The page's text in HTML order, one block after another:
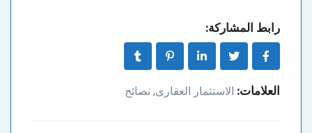
رابط المشاركة:
العلامات: الاستثمار العقارى, نصائح